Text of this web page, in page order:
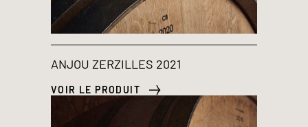
ANJOU ZERZILLES 2021
VOIR LE PRODUIT